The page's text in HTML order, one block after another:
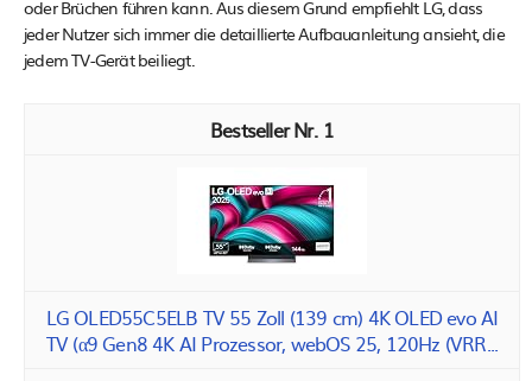
oder Brüchen führen kann. Aus diesem Grund empfiehlt LG, dass
jeder Nutzer sich immer die detaillierte Aufbauanleitung ansieht, die
jedem TV-Gerät beiliegt.
1
LG OLED55C5ELB TV 55 Zoll (139 cm) 4K OLED evo AI
TV (α9 Gen8 4K AI Prozessor, webOS 25, 120Hz (VRR...